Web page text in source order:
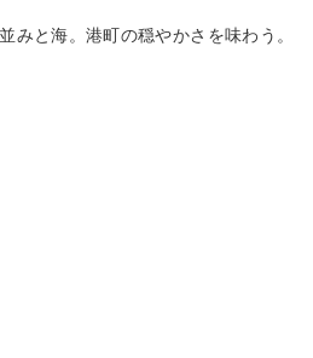
みと海。港町の穏やかさを味わう。